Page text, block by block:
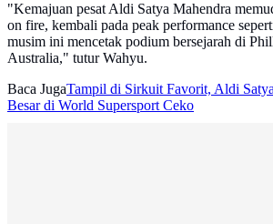
"Kemajuan pesat Aldi Satya Mahendra
on fire, kembali pada peak performance
musim ini mencetak podium bersejarah di
Australia," tutur Wahyu.
Baca JugaTampil di Sirkuit Favorit, Aldi
Besar di World Supersport Ceko